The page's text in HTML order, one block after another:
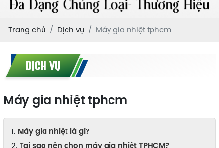
Trang chủ Dịch vụ Máy gia nhiệt tphcm
DỊCH VỤ
Máy gia nhiệt tphcm
Máy gia nhiệt là gì?
Tại sao nên chọn máy gia nhiệt TPHCM?